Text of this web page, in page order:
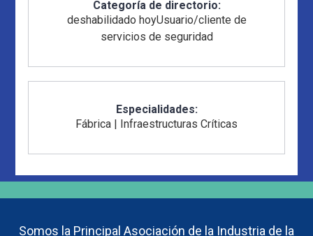
Categoría de directorio:
deshabilidado hoyUsuario/cliente de
servicios de seguridad
Especialidades:
Fábrica | Infraestructuras Críticas
Somos la Principal Asociación de la Industria de la